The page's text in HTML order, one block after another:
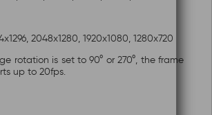
2048x1280, 1920x1080, 1280x720
rotation is set to 90° or 270°, the frame
up to 20fps.